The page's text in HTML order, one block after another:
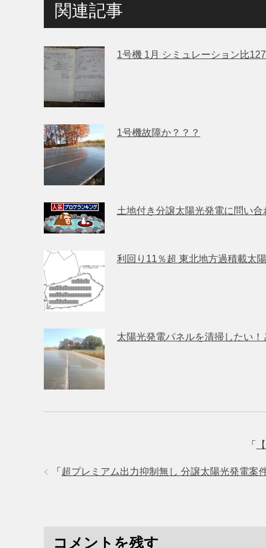
関連記事
1号機 1月 シミュレーション比
1号機故障か？？？
土地付き分譲太陽光発電に問い合
利回り11％超 東北地方過積載太
太陽光発電パネルを清掃したい！
「
「 超プレミアム出力抑制無し 分譲太陽光発電案
コメントを残す